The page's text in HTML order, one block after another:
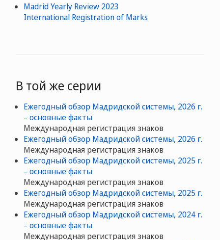
Madrid Yearly Review 2023
International Registration of Marks
В той же серии
Ежегодный обзор Мадридской системы, 2026 г.
– основные факты
Международная регистрация знаков
Ежегодный обзор Мадридской системы, 2026 г.
Международная регистрация знаков
Ежегодный обзор Мадридской системы, 2025 г.
– основные факты
Международная регистрация знаков
Ежегодный обзор Мадридской системы, 2025 г.
Международная регистрация знаков
Ежегодный обзор Мадридской системы, 2024 г.
– основные факты
Международная регистрация знаков